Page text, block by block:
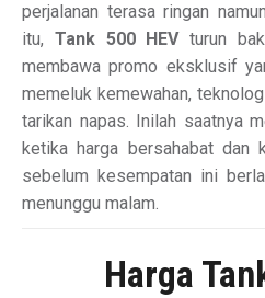
perjalanan terasa ringan
itu, Tank 500 HEVturun bak
membawa promo eksklusif
memeluk kemewahan,
tarikan napas. Inilah saatnya
ketika harga bersahabat dan
sebelum kesempatan ini
menunggu malam.
Harga